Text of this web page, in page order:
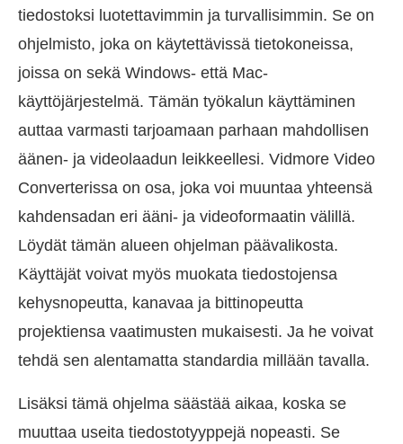
tiedostoksi luotettavimmin ja turvallisimmin. Se on
ohjelmisto, joka on käytettävissä tietokoneissa,
joissa on sekä Windows- että Mac-
käyttöjärjestelmä. Tämän työkalun käyttäminen
auttaa varmasti tarjoamaan parhaan mahdollisen
äänen- ja videolaadun leikkeellesi. Vidmore Video
Converterissa on osa, joka voi muuntaa yhteensä
kahdensadan eri ääni- ja videoformaatin välillä.
Löydät tämän alueen ohjelman päävalikosta.
Käyttäjät voivat myös muokata tiedostojensa
kehysnopeutta, kanavaa ja bittinopeutta
projektiensa vaatimusten mukaisesti. Ja he voivat
tehdä sen alentamatta standardia millään tavalla.
Lisäksi tämä ohjelma säästää aikaa, koska se
muuttaa useita tiedostotyyppejä nopeasti. Se